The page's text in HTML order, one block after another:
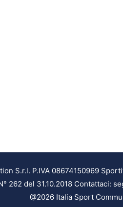
S.r.l. P.IVA 08674150969
262 del 31.10.2018 Contattaci:
@2026 Italia Sport